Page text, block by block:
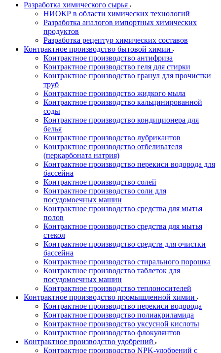
Разработка химического сырья
НИОКР в области химических технологий
Разработка аналогов импортных химических
продуктов
Разработка рецептур химических составов
Контрактное производство бытовой химии
Контрактное производство антифриза
Контрактное производство геля для стирки
Контрактное производство гранул для прочистки
труб
Контрактное производство жидкого мыла
Контрактное производство кальцинированной
соды
Контрактное производство кондиционера для
белья
Контрактное производство лубрикантов
Контрактное производство отбеливателя
(перкарбоната натрия)
Контрактное производство перекиси водорода для
бассейна
Контрактное производство солей
Контрактное производство соли для
посудомоечных машин
Контрактное производство средства для мытья
полов
Контрактное производство средства для мытья
стекол
Контрактное производство средств для очистки
бассейна
Контрактное производство стирального порошка
Контрактное производство таблеток для
посудомоечных машин
Контрактное производство теплоносителей
Контрактное производство промышленной химии
Контрактное производство перекиси водорода
Контрактное производство полиакриламида
Контрактное производство уксусной кислоты
Контрактное производство флокулянтов
Контрактное производство удобрений
Контрактное производство NPK-удобрений с